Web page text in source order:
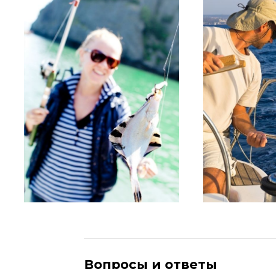
Вопросы и ответы